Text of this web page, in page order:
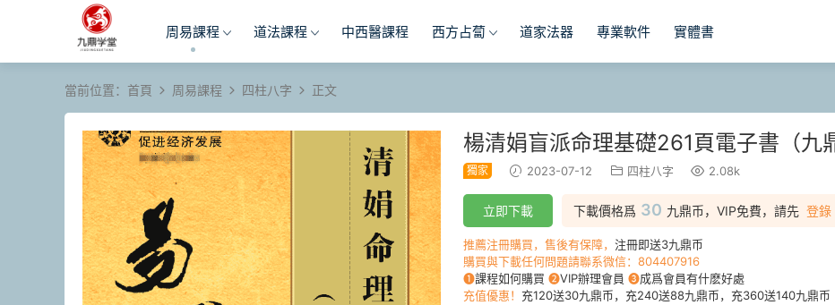
周易課程 道法課程 中西醫課程 西方占蔔 道家法器 專業軟件 實體書
當前位置： 首頁 周易課程 四柱八字 正文
楊清娟盲派命理基礎261頁電子書（九
獨家 2023-07-12 四柱八字 2.08k
下載價格爲 30 九鼎币，VIP免費，請先 登錄
立即下載
推薦注冊購買，售後有保障， 注冊即送3九鼎币
購買與下載任何問題請聯系微信：804407916
❶課程如何購買 ❷VIP辦理會員 ❸成爲會員有什麽好處
充值優惠！ 充120送30九鼎币，充240送88九鼎币，充360送140九鼎币